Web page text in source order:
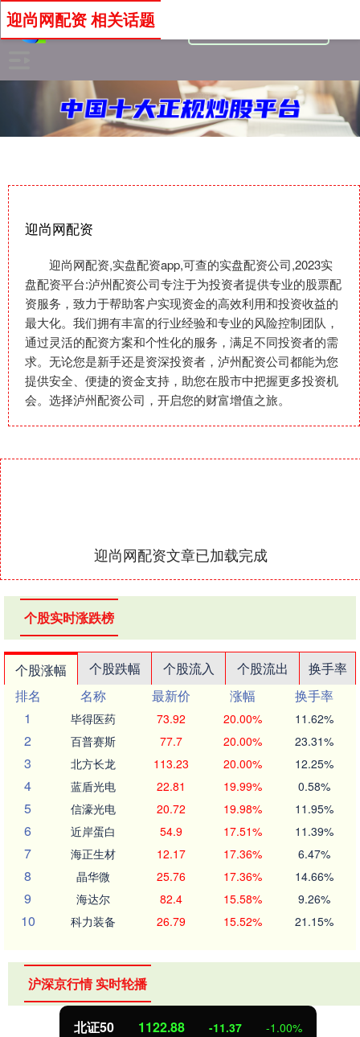
迎尚网配资
迎尚网配资,实盘配资app,可查的实盘配资公司,2023实
盘配资平台:泸州配资公司专注于为投资者提供专业的股票配
资服务，致力于帮助客户实现资金的高效利用和投资收益的
最大化。我们拥有丰富的行业经验和专业的风险控制团队，
通过灵活的配资方案和个性化的服务，满足不同投资者的需
求。无论您是新手还是资深投资者，泸州配资公司都能为您
提供安全、便捷的资金支持，助您在股市中把握更多投资机
会。选择泸州配资公司，开启您的财富增值之旅。
迎尚网配资 相关话题
迎尚网配资文章已加载完成
个股实时涨跌榜
个股涨幅 个股跌幅 个股流入 个股流出
换手率
排名
名称 最新价 涨幅
换手率
1
毕得医药 73.92 20.00% 11.62%
2 百普赛斯 77.7 20.00% 23.31%
3 北方长龙 113.23 20.00% 12.25%
4 蓝盾光电 22.81 19.99% 0.58%
5 信濠光电 20.72 19.98% 11.95%
6 近岸蛋白 54.9 17.51% 11.39%
7 海正生材 12.17 17.36% 6.47%
8 晶华微 25.76 17.36% 14.66%
9 海达尔 82.4 15.58% 9.26%
10 科力装备 26.79 15.52% 21.15%
沪深京行情 实时轮播
北证50 1122.88 -11.37 -1.00%